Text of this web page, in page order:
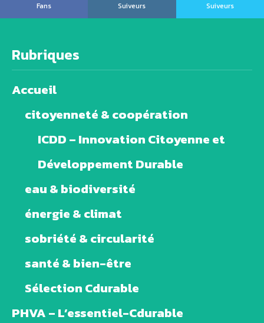
Fans
Suiveurs
Suiveurs
Rubriques
Accueil
citoyenneté & coopération
ICDD – Innovation Citoyenne et
Développement Durable
eau & biodiversité
énergie & climat
sobriété & circularité
santé & bien-être
Sélection Cdurable
PHVA – L’essentiel-Cdurable